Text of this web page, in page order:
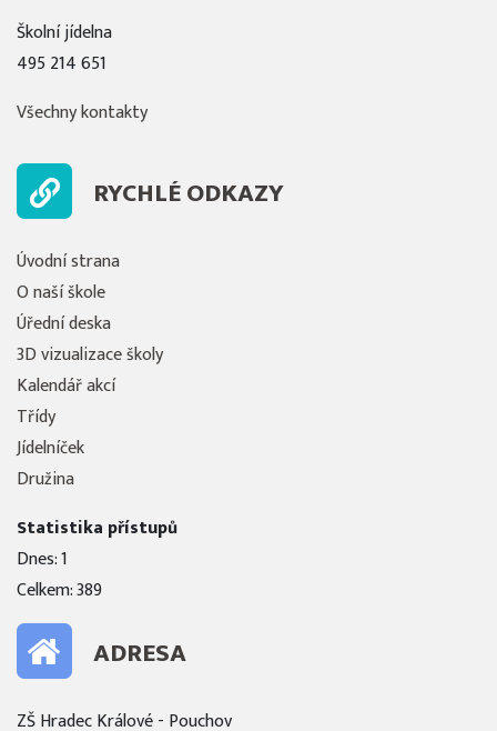
Školní jídelna
495 214 651
Všechny kontakty
RYCHLÉ ODKAZY
Úvodní strana
O naší škole
Úřední deska
3D vizualizace školy
Kalendář akcí
Třídy
Jídelníček
Družina
Statistika přístupů
Dnes: 1
Celkem: 389
ADRESA
ZŠ Hradec Králové - Pouchov